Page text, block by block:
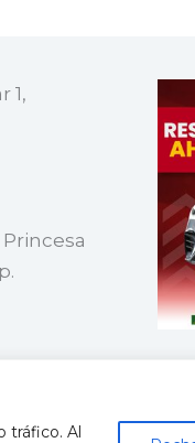
tráfico. Al
1,